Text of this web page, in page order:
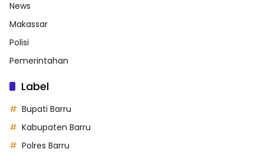
News
Makassar
Polisi
Pemerintahan
Label
Bupati Barru
Kabupaten Barru
Polres Barru